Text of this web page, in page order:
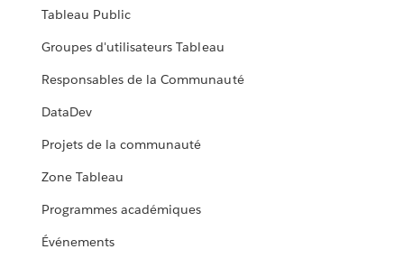
Tableau Public
Groupes d'utilisateurs Tableau
Responsables de la Communauté
DataDev
Projets de la communauté
Zone Tableau
Programmes académiques
Événements